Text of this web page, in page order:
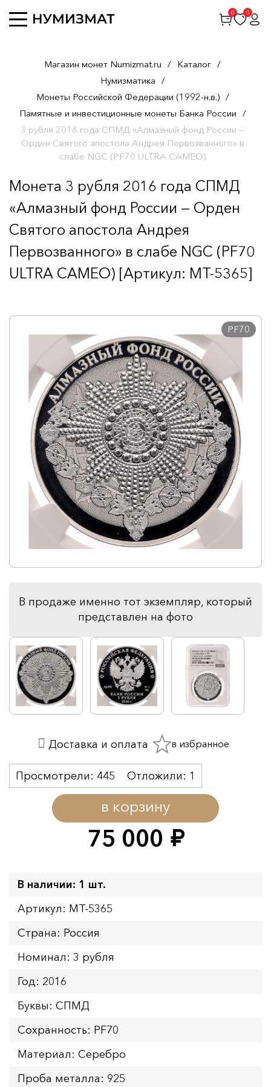
0 0
Магазин монет Numizmat.ru / Каталог /
Нумизматика /
Монеты Российской Федерации (1992-н.в.) /
Памятные и инвестиционные монеты Банка России /
3 рубля 2016 года СПМД «Алмазный фонд России —
Орден Святого апостола Андрея Первозванного» в
слабе NGC (PF70 ULTRA CAMEO)
Монета 3 рубля 2016 года СПМД
«Алмазный фонд России — Орден
Святого апостола Андрея
Первозванного» в слабе NGC (PF70
ULTRA CAMEO) [Артикул: MT-5365]
PF70
В продаже именно тот экземпляр, который
представлен на фото
75 000 руб.
в корзину
Просмотрели: 445 Отложили: 1
Доставка и оплата в избранное
В наличии: 1 шт.
Артикул: MT-5365
Страна: Россия
Номинал: 3 рубля
Год: 2016
Буквы: СПМД
Сохранность: PF70
Материал: Серебро
Проба металла: 925